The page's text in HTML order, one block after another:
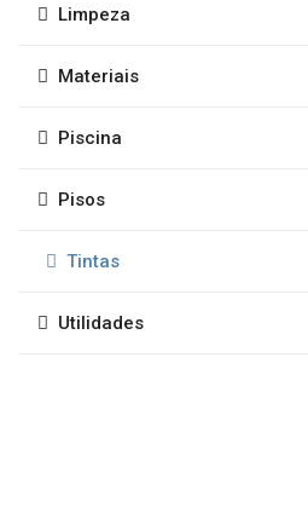
Limpeza
Materiais
Piscina
Pisos
Tintas
Utilidades